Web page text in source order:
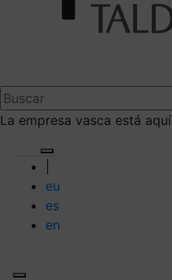
La empresa vasca está aquí
eu
es
en